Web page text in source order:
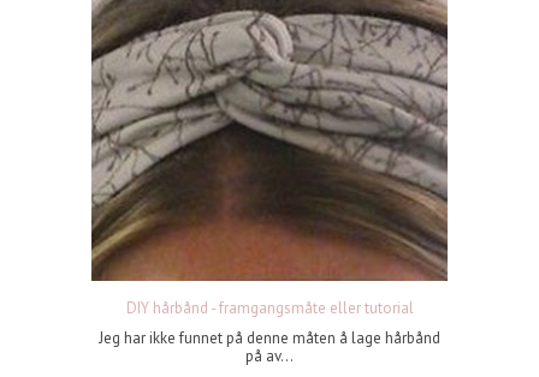
DIY hårbånd - framgangsmåte eller tutorial
Jeg har ikke funnet på denne måten å lage hårbånd
på av...